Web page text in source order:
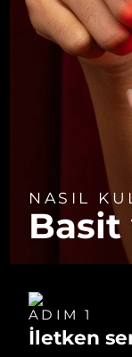
NASIL
Basit
ADIM 1
İletken
Vietnam